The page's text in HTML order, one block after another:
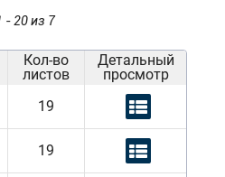
- 20 из 7
Кол-во
листов
Детальный
просмотр
19
19